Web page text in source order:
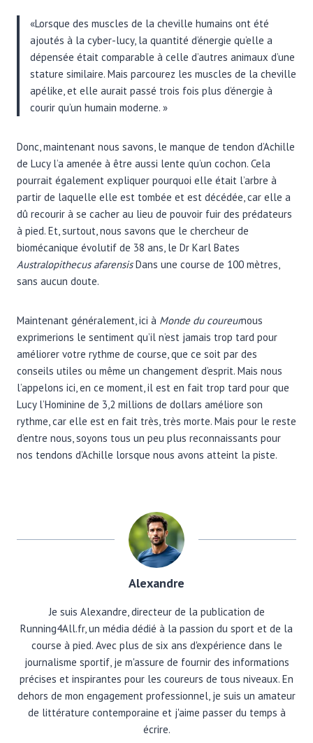
«Lorsque des muscles de la cheville humains ont été
ajoutés à la cyber-lucy, la quantité d’énergie qu’elle a
dépensée était comparable à celle d’autres animaux d’une
stature similaire. Mais parcourez les muscles de la cheville
apélike, et elle aurait passé trois fois plus d’énergie à
courir qu’un humain moderne. »
Donc, maintenant nous savons, le manque de tendon d’Achille
de Lucy l’a amenée à être aussi lente qu’un cochon. Cela
pourrait également expliquer pourquoi elle était l’arbre à
partir de laquelle elle est tombée et est décédée, car elle a
dû recourir à se cacher au lieu de pouvoir fuir des prédateurs
à pied. Et, surtout, nous savons que le chercheur de
biomécanique évolutif de 38 ans, le Dr Karl Bates
Australopithecus afarensisDans une course de 100 mètres,
sans aucun doute.
Maintenant généralement, ici à Monde du coureurnous
exprimerions le sentiment qu’il n’est jamais trop tard pour
améliorer votre rythme de course, que ce soit par des
conseils utiles ou même un changement d’esprit. Mais nous
l’appelons ici, en ce moment, il est en fait trop tard pour que
Lucy l’Hominine de 3,2 millions de dollars améliore son
rythme, car elle est en fait très, très morte. Mais pour le reste
d’entre nous, soyons tous un peu plus reconnaissants pour
nos tendons d’Achille lorsque nous avons atteint la piste.
Alexandre
Je suis Alexandre, directeur de la publication de
Running4All.fr, un média dédié à la passion du sport et de la
course à pied. Avec plus de six ans d'expérience dans le
journalisme sportif, je m'assure de fournir des informations
précises et inspirantes pour les coureurs de tous niveaux. En
dehors de mon engagement professionnel, je suis un amateur
de littérature contemporaine et j'aime passer du temps à
écrire.